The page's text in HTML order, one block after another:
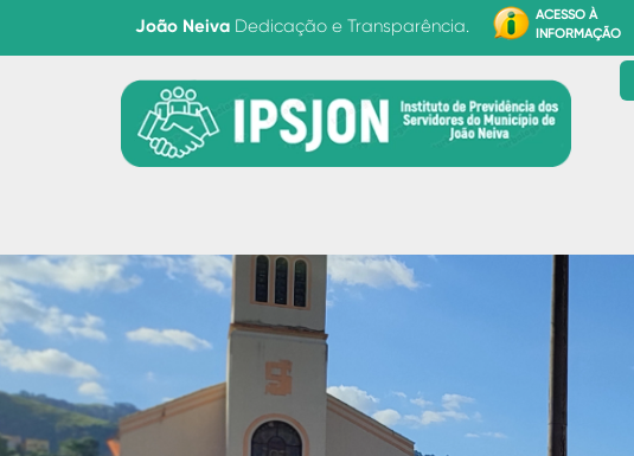
João Neiva Dedicação e Transparência.
ACESSO À
INFORMAÇÃO